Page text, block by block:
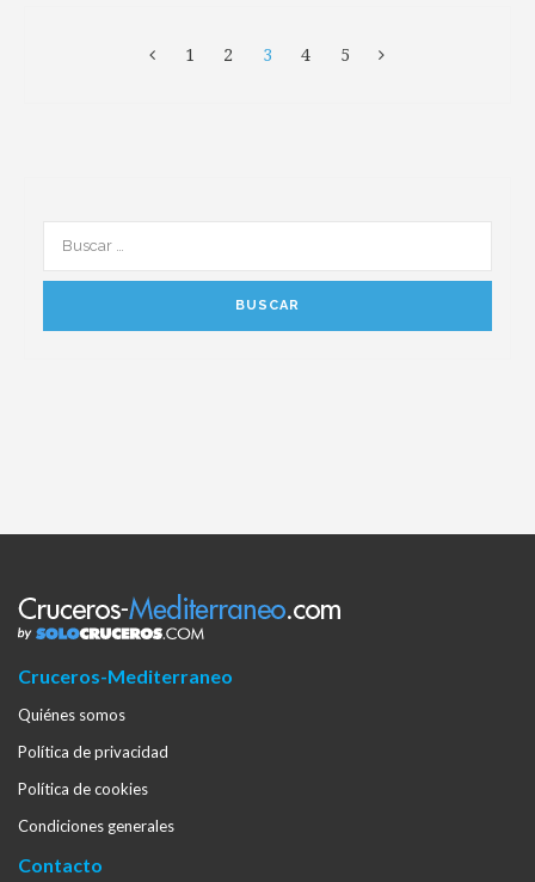
1 2 3 4 5
Cruceros-Mediterraneo
Quiénes somos
Política de privacidad
Política de cookies
Condiciones generales
Contacto